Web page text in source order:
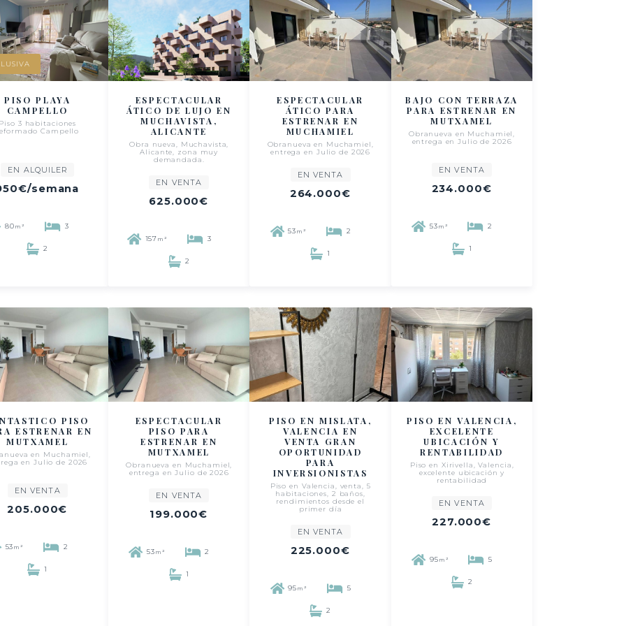
PISO PLAYA
CAMPELLO
3 habitaciones
Campello
EN ALQUILER
/semana
80 m² 3
2
ESPECTACULAR
ÁTICO DE LUJO EN
MUCHAVISTA,
ALICANTE
Obra nueva, Muchavista,
Alicante, zona muy
demandada.
EN VENTA
625.000€
157 m² 3
2
ESPECTACULAR
ÁTICO PARA
ESTRENAR EN
MUCHAMIEL
Obranueva en Muchamiel,
entrega en Julio de 2026
EN VENTA
264.000€
53 m² 2
1
BAJO CON TERRAZA
PARA ESTRENAR EN
MUTXAMEL
Obranueva en Muchamiel,
entrega en Julio de 2026
EN VENTA
234.000€
53 m² 2
1
PISO
ESTRENAR EN
MUTXAMEL
en Muchamiel,
en Julio de 2026
EN VENTA
205.000€
53 m² 2
1
ESPECTACULAR
PISO PARA
ESTRENAR EN
MUTXAMEL
Obranueva en Muchamiel,
entrega en Julio de 2026
EN VENTA
199.000€
53 m² 2
1
PISO EN MISLATA,
VALENCIA EN
VENTA GRAN
OPORTUNIDAD
PARA
INVERSIONISTAS
Piso en Valencia, venta, 5
habitaciones, 2 baños,
rendimientos desde el
primer día
EN VENTA
225.000€
95 m² 5
2
PISO EN VALENCIA,
EXCELENTE
UBICACIÓN Y
RENTABILIDAD
Piso en Xirivella, Valencia,
excelente ubicación y
rentabilidad
EN VENTA
227.000€
95 m² 5
2